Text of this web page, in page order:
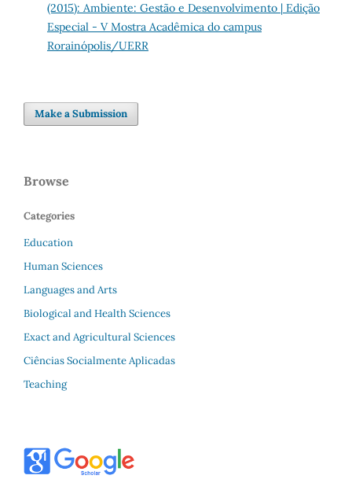
(2015): Ambiente: Gestão e Desenvolvimento | Edição
Especial - V Mostra Acadêmica do campus
Rorainópolis/UERR
Make a Submission
Browse
Categories
Education
Human Sciences
Languages and Arts
Biological and Health Sciences
Exact and Agricultural Sciences
Ciências Socialmente Aplicadas
Teaching